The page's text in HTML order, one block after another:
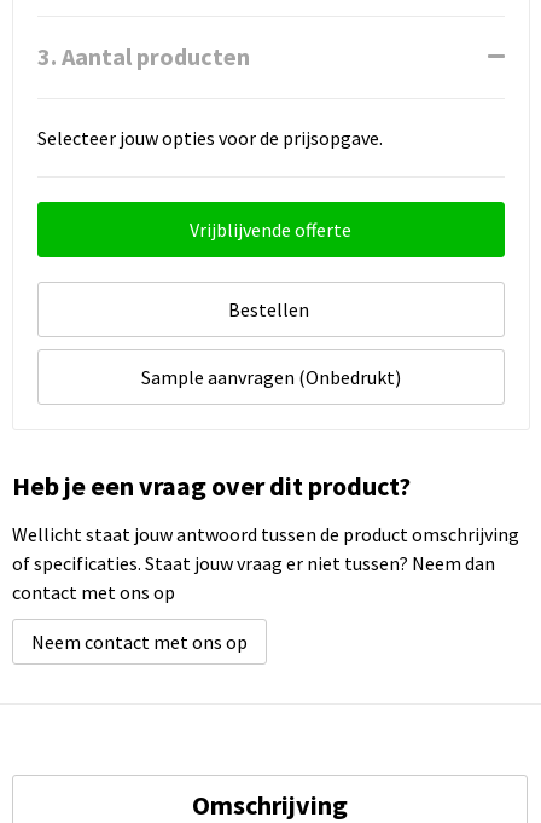
3. Aantal producten
Selecteer jouw opties voor de prijsopgave.
Vrijblijvende offerte
Bestellen
Sample aanvragen (Onbedrukt)
Heb je een vraag over dit product?
Wellicht staat jouw antwoord tussen de product omschrijving
of specificaties. Staat jouw vraag er niet tussen? Neem dan
contact met ons op
Neem contact met ons op
Omschrijving